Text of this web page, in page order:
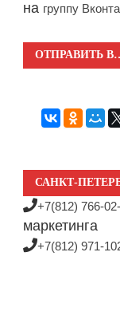
на группу
ОТПРАВИТЬ
САНКТ-
+7(812) 766-
маркетинга
+7(812) 971-